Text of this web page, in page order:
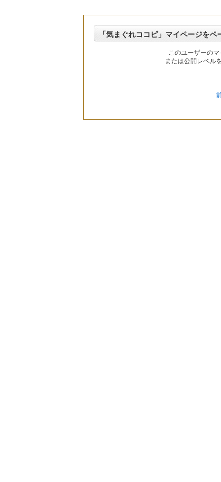
「気まぐれココピ」マイページを
このユーザーの
または公開レベル